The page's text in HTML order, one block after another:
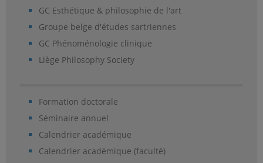
GC Esthétique & philosophie de l'art
Groupe belge d'études sartriennes
GC Phénoménologie clinique
Liège Philosophy Society
Formation doctorale
Séminaire annuel
Calendrier académique
Calendrier académique (faculté)